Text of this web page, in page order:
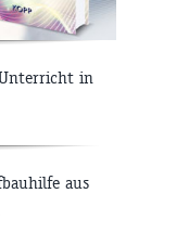
in
aus